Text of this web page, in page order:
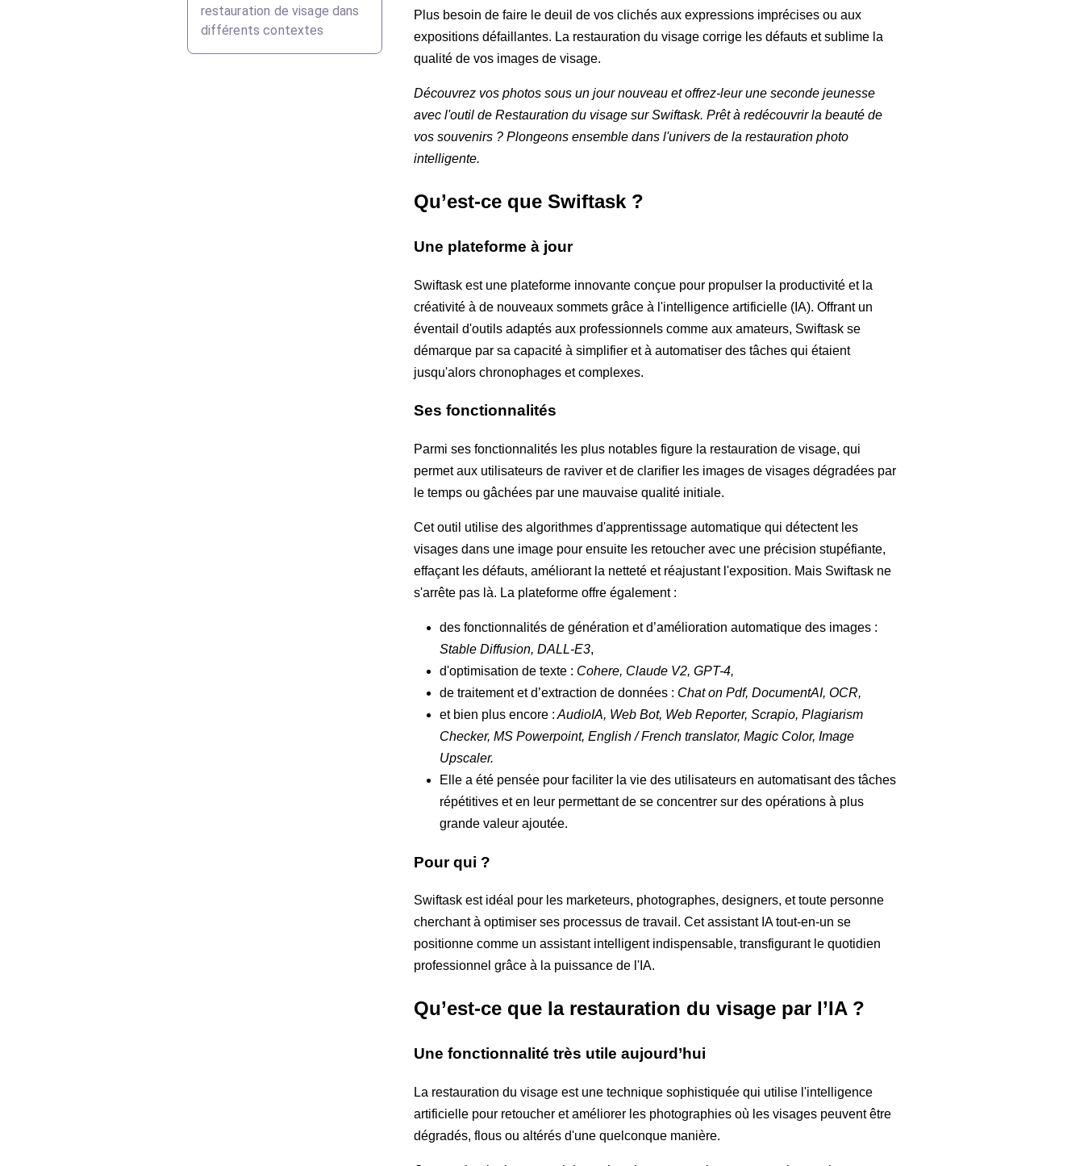
restauration de visage dans
différents contextes
Plus besoin de faire le deuil de vos clichés aux expressions imprécises ou aux
expositions défaillantes. La restauration du visage corrige les défauts et sublime la
qualité de vos images de visage.
Découvrez vos photos sous un jour nouveau et offrez-leur une seconde jeunesse
avec l'outil de Restauration du visage sur Swiftask.Prêt à redécouvrir la beauté de
vos souvenirs ?Plongeons ensemble dans l'univers de la restauration photo
intelligente.
Qu’est-ce que Swiftask ?
Une plateforme à jour
Swiftask est une plateforme innovante conçue pour propulser la productivité et la
créativité à de nouveaux sommets grâce à l'intelligence artificielle (IA). Offrant un
éventail d'outils adaptés aux professionnels comme aux amateurs, Swiftask se
démarque par sa capacité à simplifier et à automatiser des tâches qui étaient
jusqu'alors chronophages et complexes.
Ses fonctionnalités
Parmi ses fonctionnalités les plus notables figure la restauration de visage, qui
permet aux utilisateurs de raviver et de clarifier les images de visages dégradées par
le temps ou gâchées par une mauvaise qualité initiale.
Cet outil utilise des algorithmes d'apprentissage automatique qui détectent les
visages dans une image pour ensuite les retoucher avec une précision stupéfiante,
effaçant les défauts, améliorant la netteté et réajustant l'exposition. Mais Swiftask ne
s'arrête pas là. La plateforme offre également :
des fonctionnalités de génération et d’amélioration automatique des images :
Stable Diffusion, DALL-E3,
d'optimisation de texte : Cohere, Claude V2, GPT-4,
de traitement et d’extraction de données : Chat on Pdf, DocumentAI, OCR,
et bien plus encore : AudioIA, Web Bot, Web Reporter, Scrapio, Plagiarism
Checker, MS Powerpoint, English / French translator, Magic Color, Image
Upscaler.
Elle a été pensée pour faciliter la vie des utilisateurs en automatisant des tâches
répétitives et en leur permettant de se concentrer sur des opérations à plus
grande valeur ajoutée.
Pour qui ?
Swiftask est idéal pour les marketeurs, photographes, designers, et toute personne
cherchant à optimiser ses processus de travail. Cet assistant IA tout-en-un se
positionne comme un assistant intelligent indispensable, transfigurant le quotidien
professionnel grâce à la puissance de l'IA.
Qu’est-ce que la restauration du visage par l’IA ?
Une fonctionnalité très utile aujourd’hui
La restauration du visage est une technique sophistiquée qui utilise l'intelligence
artificielle pour retoucher et améliorer les photographies où les visages peuvent être
dégradés, flous ou altérés d'une quelconque manière.